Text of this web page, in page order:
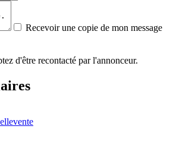
Recevoir une copie de mon message
d'être recontacté par l'annonceur.
vente